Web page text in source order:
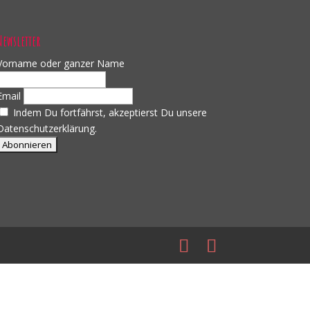
oder ganzer Name
Indem Du fortfährst, akzeptierst Du unsere